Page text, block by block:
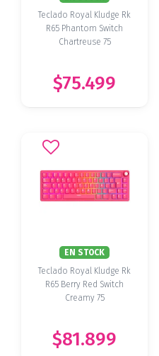
Teclado Royal Kludge Rk
R65 Phantom Switch
Chartreuse 75
$75.499
EN STOCK
Teclado Royal Kludge Rk
R65 Berry Red Switch
Creamy 75
$81.899